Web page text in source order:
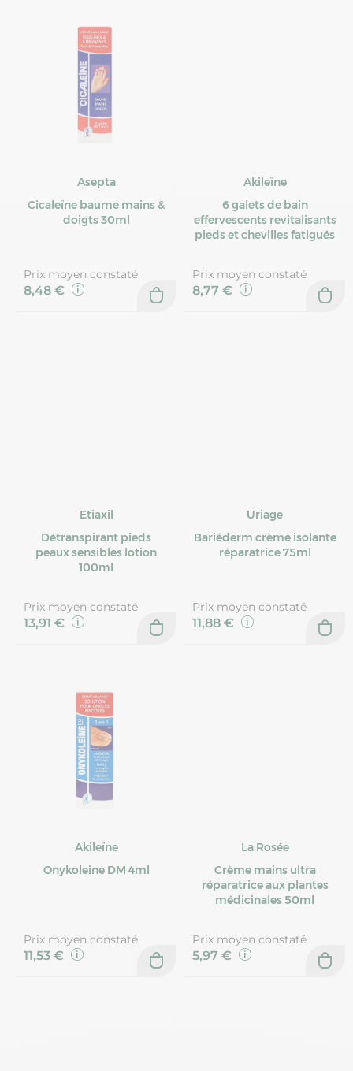
Asepta
Cicaleïne baume mains &
doigts 30ml
Prix moyen constaté
8,48 €
Akileïne
6 galets de bain
effervescents revitalisants
pieds et chevilles fatigués
Prix moyen constaté
8,77 €
Etiaxil
Détranspirant pieds
peaux sensibles lotion
100ml
Prix moyen constaté
13,91 €
Uriage
Bariéderm crème isolante
réparatrice 75ml
Prix moyen constaté
11,88 €
Akileïne
Onykoleine DM 4ml
Prix moyen constaté
11,53 €
La Rosée
Crème mains ultra
réparatrice aux plantes
médicinales 50ml
Prix moyen constaté
5,97 €